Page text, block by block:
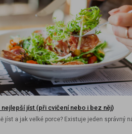
nejlepší jíst (při cvičení nebo i bez něj)
jíst a jak velké porce? Existuje jeden správný